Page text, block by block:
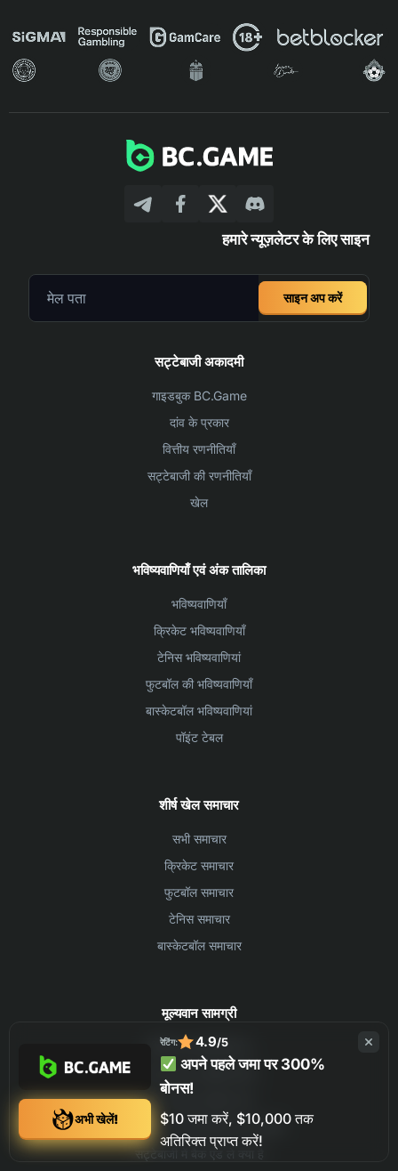
हमारे न्यूज़लेटर के लिए साइन
साइन अप करें
सट्टेबाजी अकादमी
गाइडबुक BC.Game
दांव के प्रकार
वित्तीय रणनीतियाँ
सट्टेबाजी की रणनीतियाँ
खेल
भविष्यवाणियाँ एवं अंक तालिका
भविष्यवाणियाँ
क्रिकेट भविष्यवाणियाँ
टेनिस भविष्यवाणियां
फुटबॉल की भविष्यवाणियाँ
बास्केटबॉल भविष्यवाणियां
पॉइंट टेबल
शीर्ष खेल समाचार
सभी समाचार
क्रिकेट समाचार
फुटबॉल समाचार
टेनिस समाचार
बास्केटबॉल समाचार
मूल्यवान सामग्री
बीसी गेम स्पोर्ट बेटिंग ऐप
BC Game मासिक बोनस
BC Game क्रीडा जमा
BC.Game पर पैसे कमाने के 6 तरीके
सट्टेबाजी में बैक एंड ले क्या है
अभी खेलें!
रेटिंग: 4.9/5
अपने पहले जमा पर 300%
बोनस!
$10 जमा करें, $10,000 तक
अतिरिक्त प्राप्त करें!